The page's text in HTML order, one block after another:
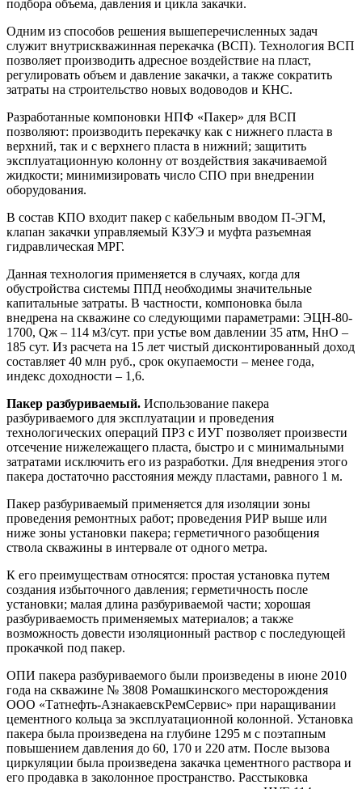
подбора объема, давления и цикла закачки.
Одним из способов решения вышеперечисленных задач
служит внутрискважинная перекачка (ВСП). Технология ВСП
позволяет производить адресное воздействие на пласт,
регулировать объем и давление закачки, а также сократить
затраты на строительство новых водоводов и КНС.
Разработанные компоновки НПФ «Пакер» для ВСП
позволяют: производить перекачку как с нижнего пласта в
верхний, так и с верхнего пласта в нижний; защитить
эксплуатационную колонну от воздействия закачиваемой
жидкости; минимизировать число СПО при внедрении
оборудования.
В состав КПО входит пакер с кабельным вводом П-ЭГМ,
клапан закачки управляемый КЗУЭ и муфта разъемная
гидравлическая МРГ.
Данная технология применяется в случаях, когда для
обустройства системы ППД необходимы значительные
капитальные затраты. В частности, компоновка была
внедрена на скважине со следующими параметрами: ЭЦН-80-
1700, Qж – 114 м3/сут. при устье вом давлении 35 атм, НнО –
185 сут. Из расчета на 15 лет чистый дисконтированный доход
составляет 40 млн руб., срок окупаемости – менее года,
индекс доходности – 1,6.
Пакер разбуриваемый. Использование пакера
разбуриваемого для эксплуатации и проведения
технологических операций ПРЗ с ИУГ позволяет произвести
отсечение нижележащего пласта, быстро и с минимальными
затратами исключить его из разработки. Для внедрения этого
пакера достаточно расстояния между пластами, равного 1 м.
Пакер разбуриваемый применяется для изоляции зоны
проведения ремонтных работ; проведения РИР выше или
ниже зоны установки пакера; герметичного разобщения
ствола скважины в интервале от одного метра.
К его преимуществам относятся: простая установка путем
создания избыточного давления; герметичность после
установки; малая длина разбуриваемой части; хорошая
разбуриваемость применяемых материалов; а также
возможность довести изоляционный раствор с последующей
прокачкой под пакер.
ОПИ пакера разбуриваемого были произведены в июне 2010
года на скважине № 3808 Ромашкинского месторождения
ООО «Татнефть-АзнакаевскРемСервис» при наращивании
цементного кольца за эксплуатационной колонной. Установка
пакера была произведена на глубине 1295 м с поэтапным
повышением давления до 60, 170 и 220 атм. После вызова
циркуляции была произведена закачка цементного раствора и
его продавка в заколонное пространство. Расстыковка